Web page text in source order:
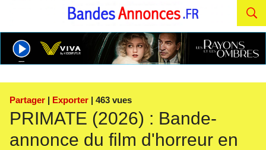
Partager | Exporter | 463 vues
PRIMATE (2026) : Bande-
annonce du film d'horreur en